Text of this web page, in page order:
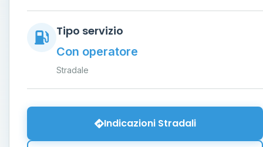
Tipo servizio
Con operatore
Stradale
Indicazioni Stradali